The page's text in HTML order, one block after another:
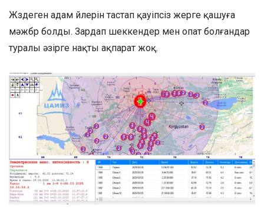
Жүздеген адам үйлерін тастап қауіпсіз жерге қашуға
мәжбүр болды. Зардап шеккендер мен опат болғандар
туралы әзірге нақты ақпарат жоқ.